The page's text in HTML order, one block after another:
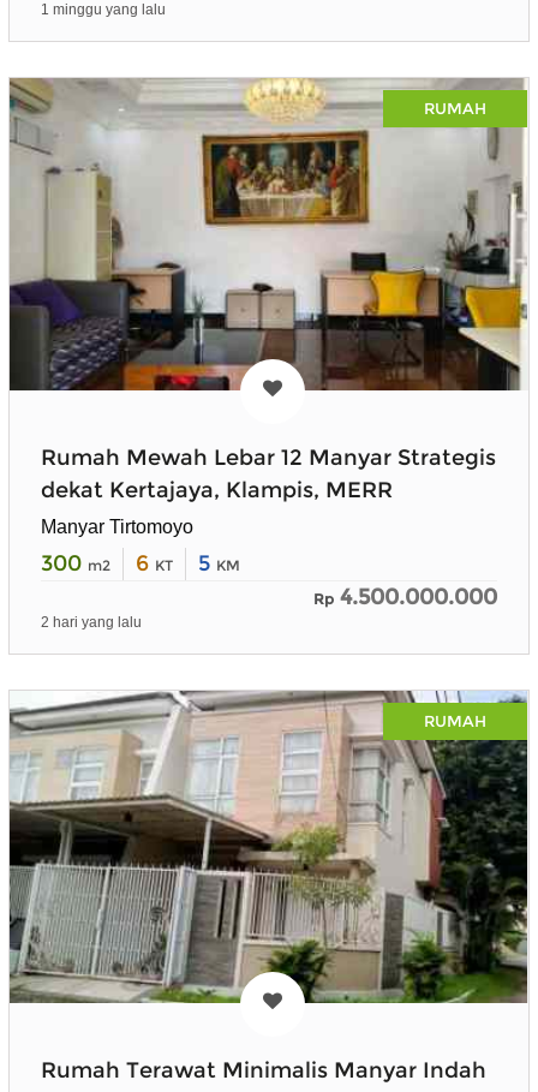
1 minggu yang lalu
RUMAH
Rumah Mewah Lebar 12 Manyar Strategis
dekat Kertajaya, Klampis, MERR
Manyar Tirtomoyo
300 m2 6 KT 5 KM
Rp 4.500.000.000
2 hari yang lalu
RUMAH
Rumah Terawat Minimalis Manyar Indah